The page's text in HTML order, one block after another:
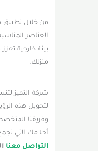
من خلال تطبيق مبادئ
العناصر المناسبة،
بيئة خارجية تعزز من
منزلك.
شركة التميز لتنسيق
لتحويل هذه الرؤية
وفريقنا المتخصص،
أحلامك التي تجمع بين
التواصل معنا اليوم